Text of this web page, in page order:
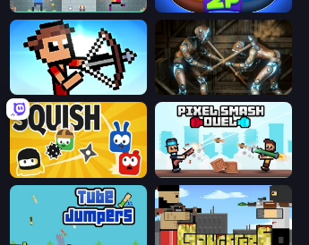
Castle Wars: New Era Ragdoll Arena 2 Player
Stick Archers Battle Striker Dummies
Squish Pixel Smash Duel